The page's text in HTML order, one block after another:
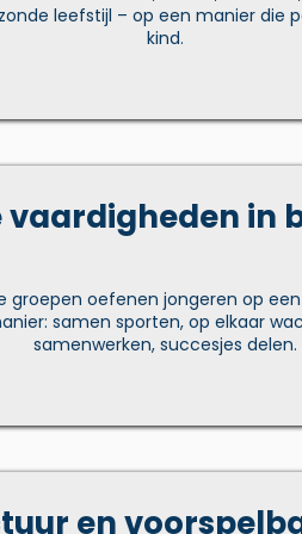
leefstijl – op een manier die
kind.
vaardigheden in
groepen oefenen jongeren op
samen sporten, op elkaar
samenwerken, succesjes delen.
en